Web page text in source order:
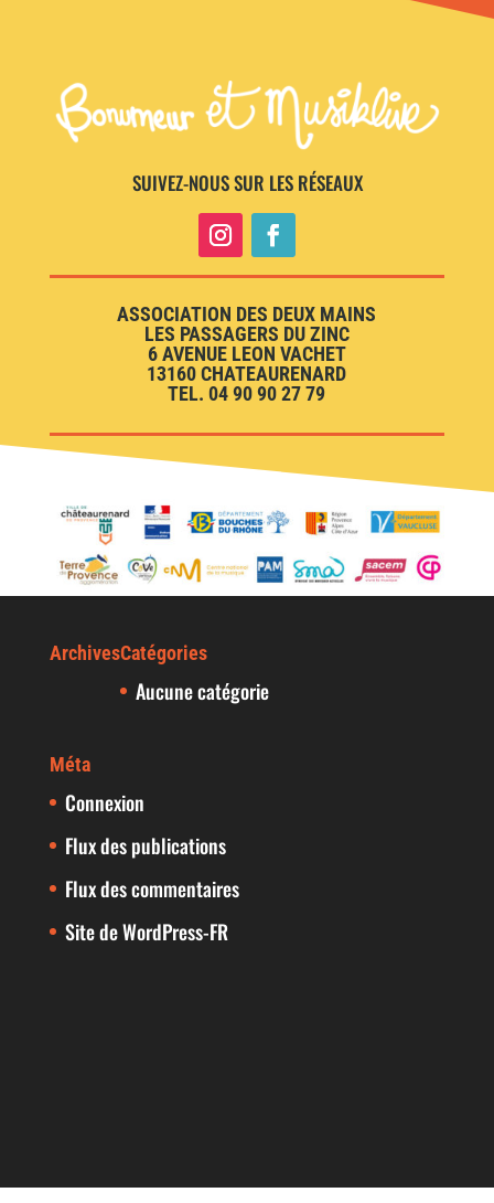
SUIVEZ-NOUS SUR LES RÉSEAUX
ASSOCIATION DES DEUX MAINS
LES PASSAGERS DU ZINC
6 AVENUE LEON VACHET
13160 CHATEAURENARD
TEL. 04 90 90 27 79
ArchivesCatégories
Aucune catégorie
Méta
Connexion
Flux des publications
Flux des commentaires
Site de WordPress-FR